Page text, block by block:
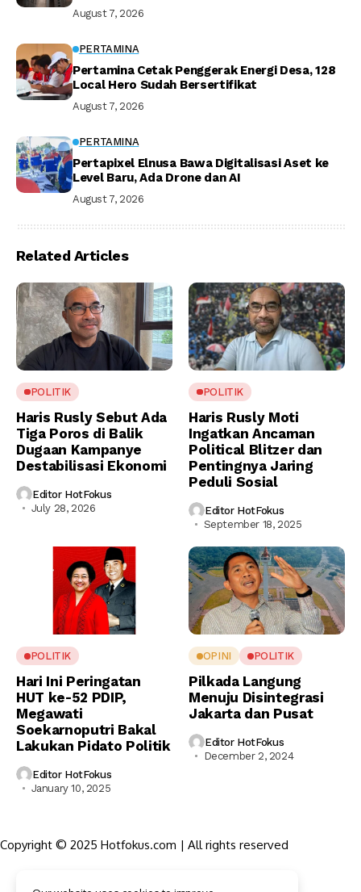
August 7, 2026
PERTAMINA
Pertamina Cetak Penggerak Energi Desa, 128
Local Hero Sudah Bersertifikat
August 7, 2026
PERTAMINA
Pertapixel Elnusa Bawa Digitalisasi Aset ke
Level Baru, Ada Drone dan AI
August 7, 2026
Related Articles
POLITIK
Haris Rusly Sebut Ada
Tiga Poros di Balik
Dugaan Kampanye
Destabilisasi Ekonomi
Editor HotFokus
July 28, 2026
POLITIK
Haris Rusly Moti
Ingatkan Ancaman
Political Blitzer dan
Pentingnya Jaring
Peduli Sosial
Editor HotFokus
September 18, 2025
POLITIK
Hari Ini Peringatan
HUT ke-52 PDIP,
Megawati
Soekarnoputri Bakal
Lakukan Pidato Politik
Editor HotFokus
January 10, 2025
OPINI POLITIK
Pilkada Langung
Menuju Disintegrasi
Jakarta dan Pusat
Editor HotFokus
December 2, 2024
Copyright © 2025 Hotfokus.com | All rights reserved